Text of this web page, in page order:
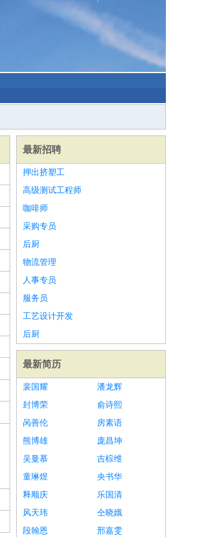
最新招聘
押出挤塑工
高级测试工程师
咖啡师
采购专员
后厨
物流管理
人事专员
服务员
工艺设计开发
后厨
最新简历
裴国耀
潘龙辉
封博荣
俞诗熙
呙善伦
房素语
熊博雄
庞昌坤
吴曼慕
吉棕维
童琳煜
央书华
释顺庆
乐国清
风天玮
仝晓娥
段翰恩
邢嘉雯